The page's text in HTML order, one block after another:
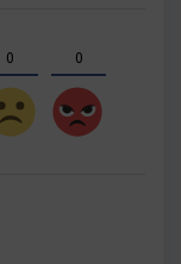
0 0